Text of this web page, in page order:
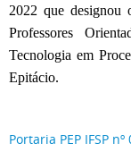
2022 que designou
Professores
Tecnologia em
Epitácio.
Portaria PEP IFSP